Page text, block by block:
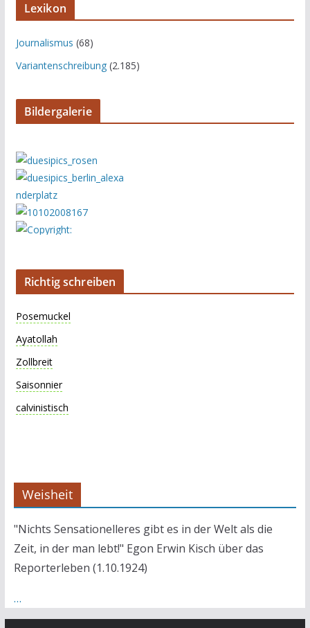
Lexikon
Journalismus (68)
Variantenschreibung(2.185)
Bildergalerie
Richtig schreiben
Posemuckel
Ayatollah
Zollbreit
Saisonnier
calvinistisch
Weisheit
"Nichts Sensationelleres gibt es in der Welt als die
Zeit, in der man lebt!" Egon Erwin Kisch über das
Reporterleben (1.10.1924)
…